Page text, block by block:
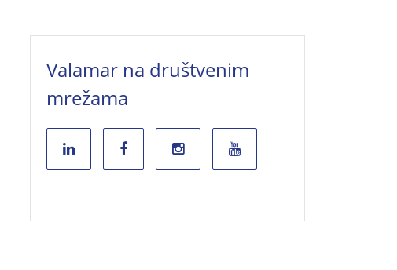
Valamar na društvenim
mrežama